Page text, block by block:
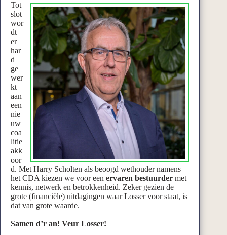
Tot
slot
wor
dt
er
har
d
ge
wer
kt
aan
een
nie
uw
coa
litie
akk
oor
d. Met Harry Scholten als beoogd wethouder namens
het CDA kiezen we voor een ervaren bestuurder met
kennis, netwerk en betrokkenheid. Zeker gezien de
grote (financiële) uitdagingen waar Losser voor staat, is
dat van grote waarde.
Samen d’r an! Veur Losser!